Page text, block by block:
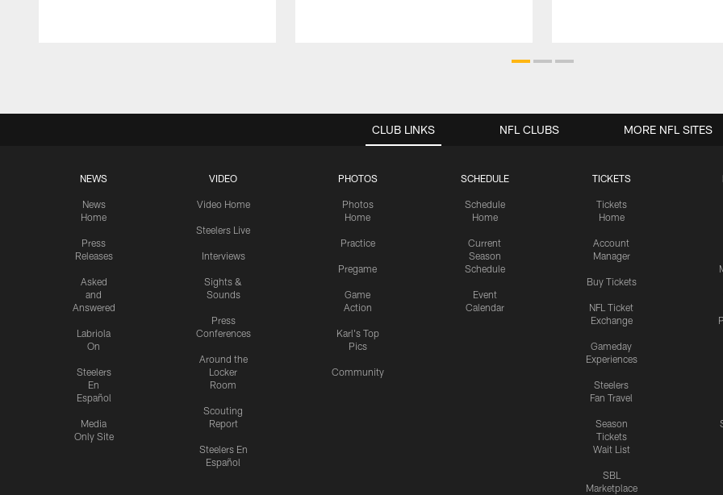
CLUB LINKS
NEWS
News
Home
Press
Releases
Asked
and
Answered
Labriola
On
Steelers
En
Español
Media
Only Site
VIDEO
Video Home
Steelers Live
Interviews
Sights &
Sounds
Press
Conferences
Around the
Locker
Room
Scouting
Report
Steelers En
Español
PHOTOS
Photos
Home
Practice
Pregame
Game
Action
Karl's Top
Pics
Community
SCHEDULE
Schedule
Home
Current
Season
Schedule
Event
Calendar
TICKETS
Tickets
Home
Account
Manager
Buy Tickets
NFL Ticket
Exchange
Gameday
Experiences
Steelers
Fan Travel
Season
Tickets
Wait List
SBL
Marketplace
NFL CLUBS MORE NFL SITES